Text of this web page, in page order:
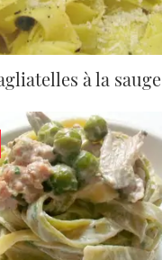
à la sauge